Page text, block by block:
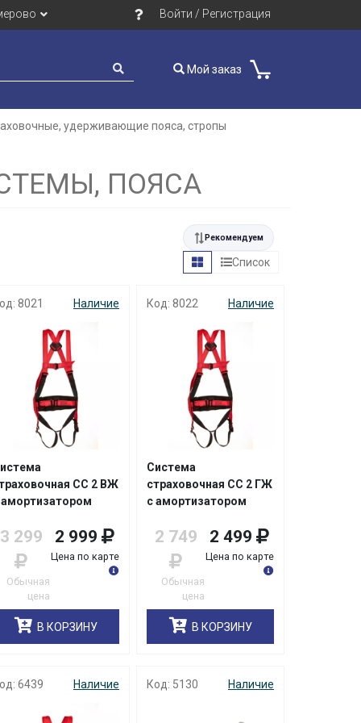
Войти / Регистрация
Мой заказ
удерживающие пояса, стропы
ПОЯСА
Рекомендуем
Список
8021 Наличие
СС 2 ВЖ
амортизатором
3 299
Обычная
цена
2 999
Цена по карте
В КОРЗИНУ
Код: 8022 Наличие
Система
страховочная СС 2 ГЖ
с амортизатором
2 749
Обычная
цена
2 499
Цена по карте
В КОРЗИНУ
6439 Наличие Код: 5130 Наличие